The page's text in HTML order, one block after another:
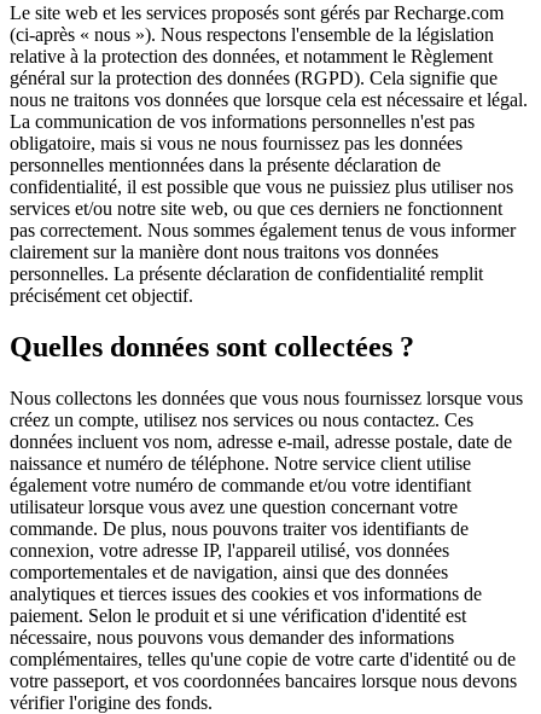
Le site web et les services proposés sont gérés par Recharge.com
(ci-après « nous »). Nous respectons l'ensemble de la législation
relative à la protection des données, et notamment le Règlement
général sur la protection des données (RGPD). Cela signifie que
nous ne traitons vos données que lorsque cela est nécessaire et légal.
La communication de vos informations personnelles n'est pas
obligatoire, mais si vous ne nous fournissez pas les données
personnelles mentionnées dans la présente déclaration de
confidentialité, il est possible que vous ne puissiez plus utiliser nos
services et/ou notre site web, ou que ces derniers ne fonctionnent
pas correctement. Nous sommes également tenus de vous informer
clairement sur la manière dont nous traitons vos données
personnelles. La présente déclaration de confidentialité remplit
précisément cet objectif.
Quelles données sont collectées ?
Nous collectons les données que vous nous fournissez lorsque vous
créez un compte, utilisez nos services ou nous contactez. Ces
données incluent vos nom, adresse e-mail, adresse postale, date de
naissance et numéro de téléphone. Notre service client utilise
également votre numéro de commande et/ou votre identifiant
utilisateur lorsque vous avez une question concernant votre
commande. De plus, nous pouvons traiter vos identifiants de
connexion, votre adresse IP, l'appareil utilisé, vos données
comportementales et de navigation, ainsi que des données
analytiques et tierces issues des cookies et vos informations de
paiement. Selon le produit et si une vérification d'identité est
nécessaire, nous pouvons vous demander des informations
complémentaires, telles qu'une copie de votre carte d'identité ou de
votre passeport, et vos coordonnées bancaires lorsque nous devons
vérifier l'origine des fonds.